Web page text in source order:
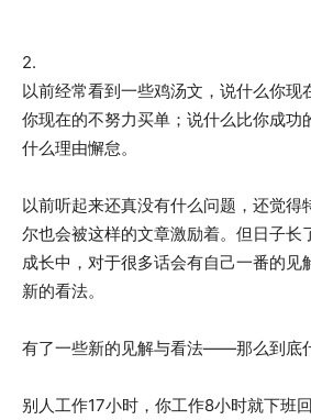
2.
以前经常看到一些鸡汤文，说什么你现
你现在的不努力买单；说什么比你成功
什么理由懈怠。
以前听起来还真没有什么问题，还觉得
尔也会被这样的文章激励着。但日子长
成长中，对于很多话会有自己一番的见
新的看法。
有了一些新的见解与看法——那么到底
别人工作17小时，你工作8小时就下班